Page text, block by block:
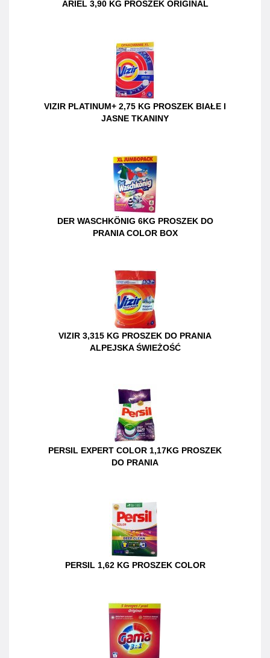
ARIEL 3,90 KG PROSZEK ORIGINAL
VIZIR PLATINUM+ 2,75 KG PROSZEK BIAŁE I
JASNE TKANINY
DER WASCHKÖNIG 6KG PROSZEK DO
PRANIA COLOR BOX
VIZIR 3,315 KG PROSZEK DO PRANIA
ALPEJSKA ŚWIEŻOŚĆ
PERSIL EXPERT COLOR 1,17KG PROSZEK
DO PRANIA
PERSIL 1,62 KG PROSZEK COLOR